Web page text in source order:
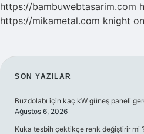
https://bambuwebtasarim.com
https://mikametal.com knight
SIDEBAR
SON YAZILAR
Buzdolabı için kaç kW güneş paneli
Ağustos 6, 2026
Kuka tesbih çektikçe renk değiştirir mi